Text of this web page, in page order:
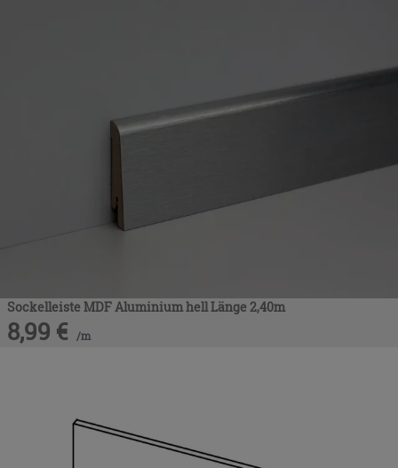
Sockelleiste MDF Aluminium hell Länge 2,40m
8,99 € /m